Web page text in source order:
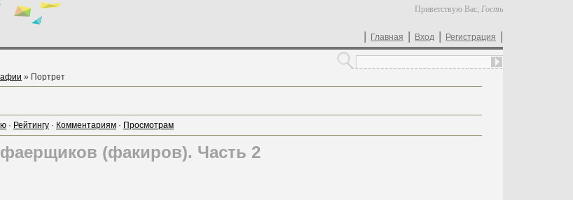
Приветствую Вас, Гость
| Главная | Вход | Регистрация |
» Портрет
· Рейтингу · Комментариям · Просмотрам
(факиров). Часть 2